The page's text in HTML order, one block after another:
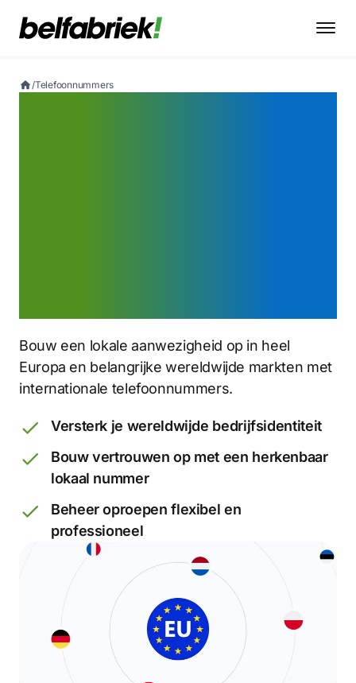
/Telefoonnummers
Bouw een lokale aanwezigheid op in heel
Europa en belangrijke wereldwijde markten met
internationale telefoonnummers.
Versterk je wereldwijde bedrijfsidentiteit
Bouw vertrouwen op met een herkenbaar
lokaal nummer
Beheer oproepen flexibel en
professioneel